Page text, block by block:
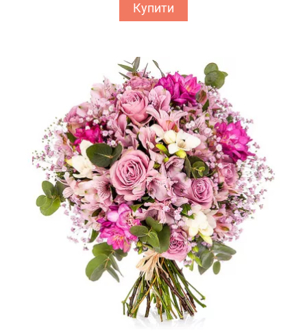
Купити